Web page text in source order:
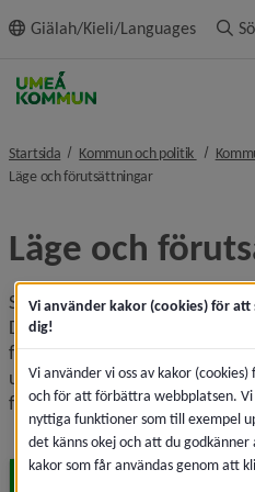
innehållet
Giälah/Kieli/Languages
Startsida Kommun och politik nivå i
Läge och förutsättningarnivå i
Läge och
förutsättningar för Umeå
Vi använder kakor (cookies) för
dig!
Vi använder vi oss av kakor
och för att förbättra webbplatsen. Vi
nyttiga funktioner som till exempel
det känns okej och att du
kakor som får användas genom att